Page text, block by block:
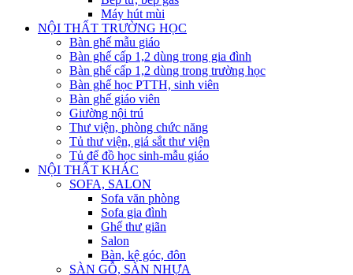
Máy hút mùi
NỘI THẤT TRƯỜNG HỌC
Bàn ghế mẫu giáo
Bàn ghế cấp 1,2 dùng trong gia đình
Bàn ghế cấp 1,2 dùng trong trường học
Bàn ghế học PTTH, sinh viên
Bàn ghế giáo viên
Giường nội trú
Thư viện, phòng chức năng
Tủ thư viện, giá sắt thư viện
Tủ để đồ học sinh-mẫu giáo
NỘI THẤT KHÁC
SOFA, SALON
Sofa văn phòng
Sofa gia đình
Ghế thư giãn
Salon
Bàn, kệ góc, đôn
SÀN GỖ, SÀN NHỰA